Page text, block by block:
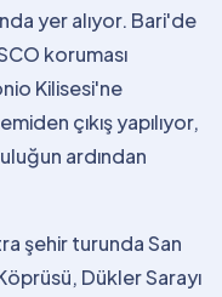
yer alıyor. Bari'de
koruması
Kilisesi'ne
çıkış yapılıyor,
ardından
şehir turunda San
Dükler Sarayı